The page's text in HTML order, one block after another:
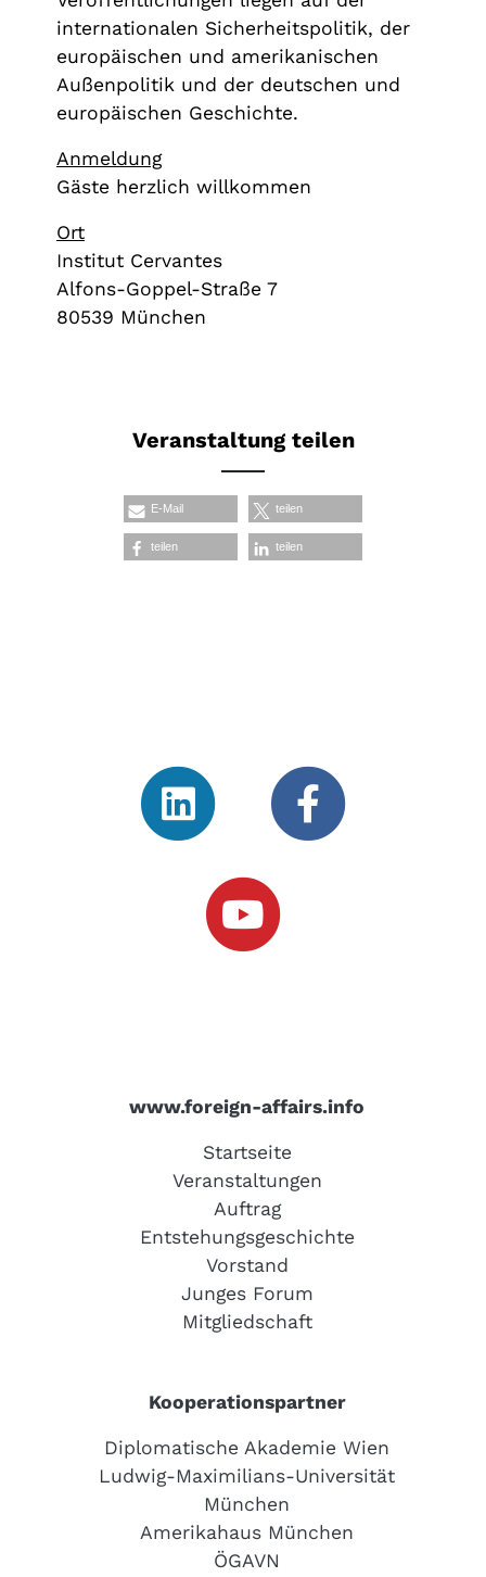
internationalen Sicherheitspolitik, der
europäischen und amerikanischen
Außenpolitik und der deutschen und
europäischen Geschichte.
Anmeldung
Gäste herzlich willkommen
Ort
Institut Cervantes
Alfons-Goppel-Straße 7
80539 München
Veranstaltung teilen
E-Mail teilen
teilen teilen
www.foreign-affairs.info
Startseite
Veranstaltungen
Auftrag
Entstehungsgeschichte
Vorstand
Junges Forum
Mitgliedschaft
Kooperationspartner
Diplomatische Akademie Wien
Ludwig-Maximilians-Universität
München
Amerikahaus München
ÖGAVN